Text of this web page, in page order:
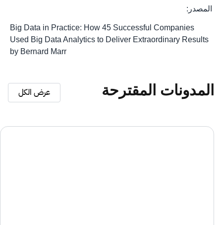
المصدر:
Big Data in Practice: How 45 Successful Companies
Used Big Data Analytics to Deliver Extraordinary Results
by Bernard Marr
المدونات المقترحة عرض الكل